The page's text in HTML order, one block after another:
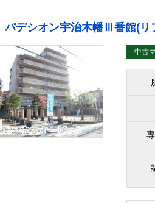
パデシオン宇治木幡Ⅲ番館(リ
中古